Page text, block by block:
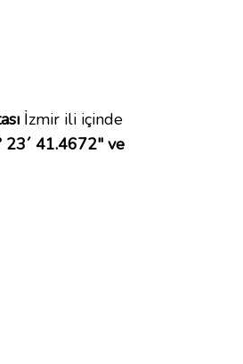
İzmir ili içinde
23´ 41.4672" ve